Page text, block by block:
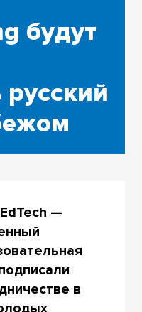
будут
—
в